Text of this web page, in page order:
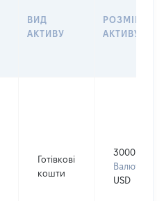
ВИД
АКТИВУ
РОЗМІР
АКТИВУ
Готівкові
кошти
3000
Валюта:
USD